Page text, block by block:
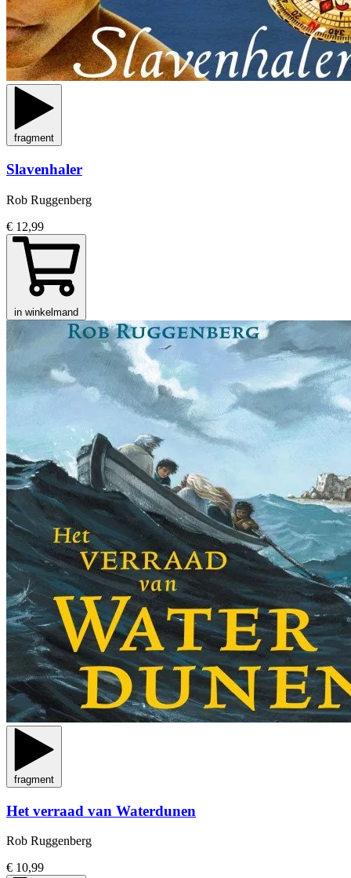
fragment
Slavenhaler
Rob Ruggenberg
€ 12,99
in winkelmand
fragment
Het verraad van Waterdunen
Rob Ruggenberg
€ 10,99